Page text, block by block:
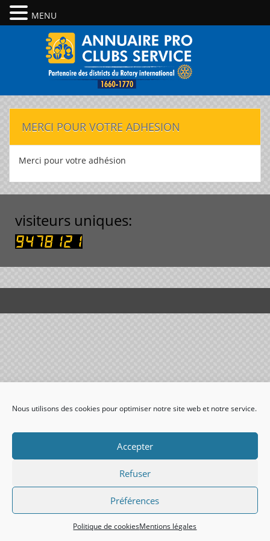
Nous utilisons des cookies pour optimiser notre site web et notre service.
Accepter
Refuser
Préférences
Politique de cookiesMentions légales
MERCI POUR VOTRE ADHESION
Merci pour votre adhésion
visiteurs uniques:
MENU